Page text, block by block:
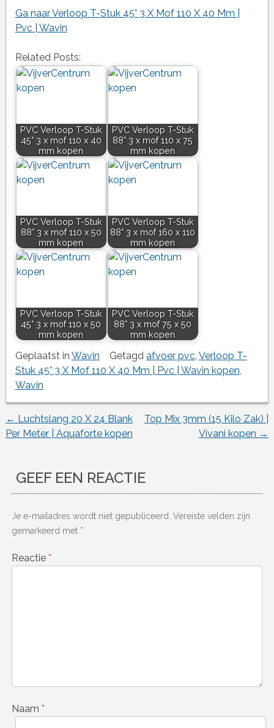
Ga naar Verloop T-Stuk 45° 3 X Mof 110 X 40 Mm |
Pvc | Wavin
Related Posts:
PVC Verloop T-Stuk
45° 3 x mof 110 x 40
mm kopen
PVC Verloop T-Stuk
88° 3 x mof 110 x 75
mm kopen
PVC Verloop T-Stuk
88° 3 x mof 110 x 50
mm kopen
PVC Verloop T-Stuk
88° 3 x mof 160 x 110
mm kopen
PVC Verloop T-Stuk
45° 3 x mof 110 x 50
mm kopen
PVC Verloop T-Stuk
88° 3 x mof 75 x 50
mm kopen
Geplaatst in Wavin Getagd afvoer pvc, Verloop T-
Stuk 45° 3 X Mof 110 X 40 Mm | Pvc | Wavin kopen
Wavin
Berichtnavigatie
← Luchtslang 20 X 24 Blank
Per Meter | Aquaforte kopen
Top Mix 3mm (15 Kilo Zak) |
Vivani kopen →
GEEF EEN REACTIE
Je e-mailadres wordt niet gepubliceerd. Vereiste velden zijn
gemarkeerd met *
Reactie *
Naam *